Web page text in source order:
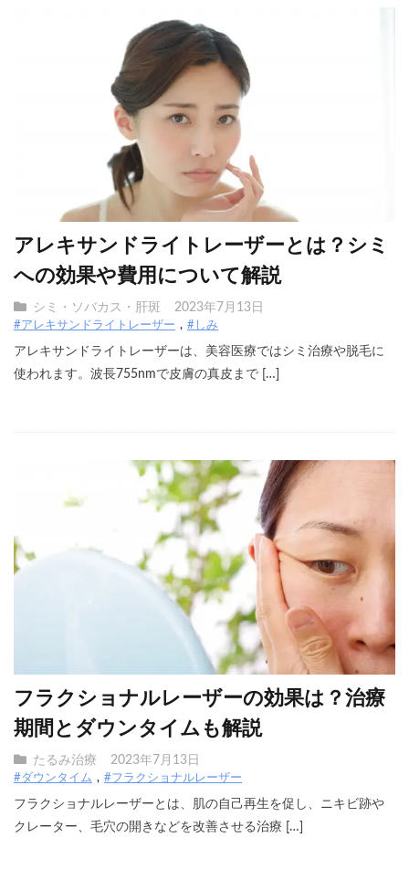
アレキサンドライトレーザーとは？シミ
への効果や費用について解説
シミ・ソバカス・肝斑 2023年7月13日
#アレキサンドライトレーザー #しみ
アレキサンドライトレーザーは、美容医療ではシミ治療や脱毛に
使われます。波長755nmで皮膚の真皮まで […]
フラクショナルレーザーの効果は？治療
期間とダウンタイムも解説
たるみ治療 2023年7月13日
#ダウンタイム #フラクショナルレーザー
フラクショナルレーザーとは、肌の自己再生を促し、ニキビ跡や
クレーター、毛穴の開きなどを改善させる治療 […]